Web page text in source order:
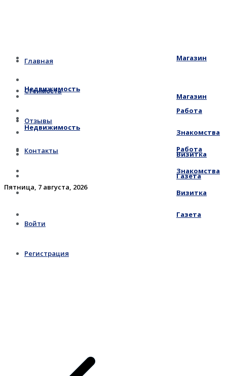
Главная
Стоимость
Отзывы
Контакты
Пятница, 7 августа, 2026
Войти
Регистрация
Магазин
Недвижимость
Работа
Знакомства
Визитка
Газета
Магазин
Недвижимость
Работа
Знакомства
Визитка
Газета